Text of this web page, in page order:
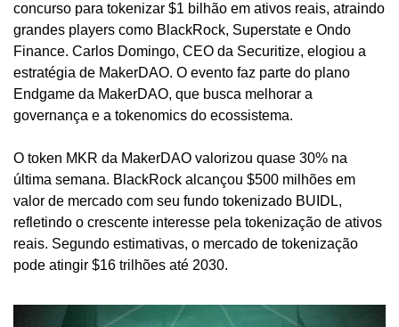
concurso para tokenizar $1 bilhão em ativos reais, atraindo
grandes players como BlackRock, Superstate e Ondo
Finance. Carlos Domingo, CEO da Securitize, elogiou a
estratégia de MakerDAO. O evento faz parte do plano
Endgame da MakerDAO, que busca melhorar a
governança e a tokenomics do ecossistema.
O token MKR da MakerDAO valorizou quase 30% na
última semana. BlackRock alcançou $500 milhões em
valor de mercado com seu fundo tokenizado BUIDL,
refletindo o crescente interesse pela tokenização de ativos
reais. Segundo estimativas, o mercado de tokenização
pode atingir $16 trilhões até 2030.